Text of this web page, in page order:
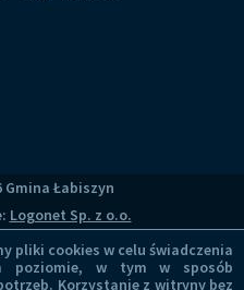
Łabiszyn
Logonet Sp. z o.o.
pliki cookies w celu świadczenia
poziomie, w tym w sposób
Korzystanie z witryny bez